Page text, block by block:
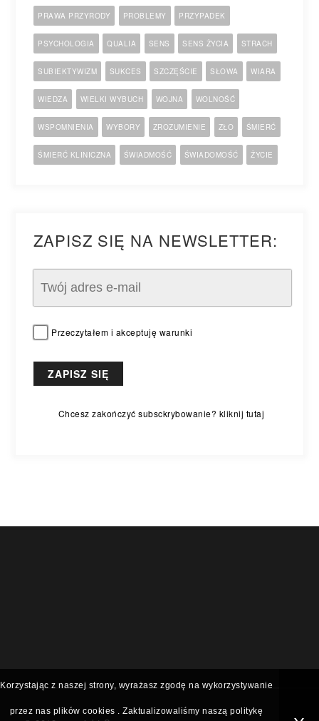
PRAWA PRZYRODY PROBLEMY PRZYPADEK
PSYCHOLOGIA QUALIA SENS SENS ŻYCIA STRACH
SUBIEKTYWIZM SUKCES SZCZĘŚCIE SŁOWA WIARA
WIEDZA WIELKI WYBUCH WOJNA WOLNOŚĆ
WSPOMNIENIA WYBORY ZROZUMIENIE ZŁO ŚMIERĆ
ŚMIERĆ KLINICZNA ŚWIADMOŚĆ ŚWIADOMOŚĆ ŻYCIE
ZAPISZ SIĘ NA NEWSLETTER:
Przeczytałem i akceptuję warunki
Chcesz zakończyć subsckrybowanie? kliknij tutaj
Korzystając z naszej strony, wyrażasz zgodę na wykorzystywanie
przez nas plikówcookies . Zaktualizowaliśmy naszą politykę